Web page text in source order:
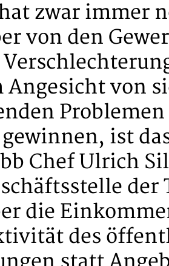
zwar immer
von den
Angesicht von
ist
Chef Ulrich
der
die
des